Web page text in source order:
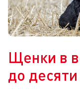
Щенки в
до